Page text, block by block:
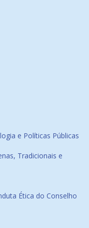
e Políticas Públicas
Tradicionais e
Ética do Conselho